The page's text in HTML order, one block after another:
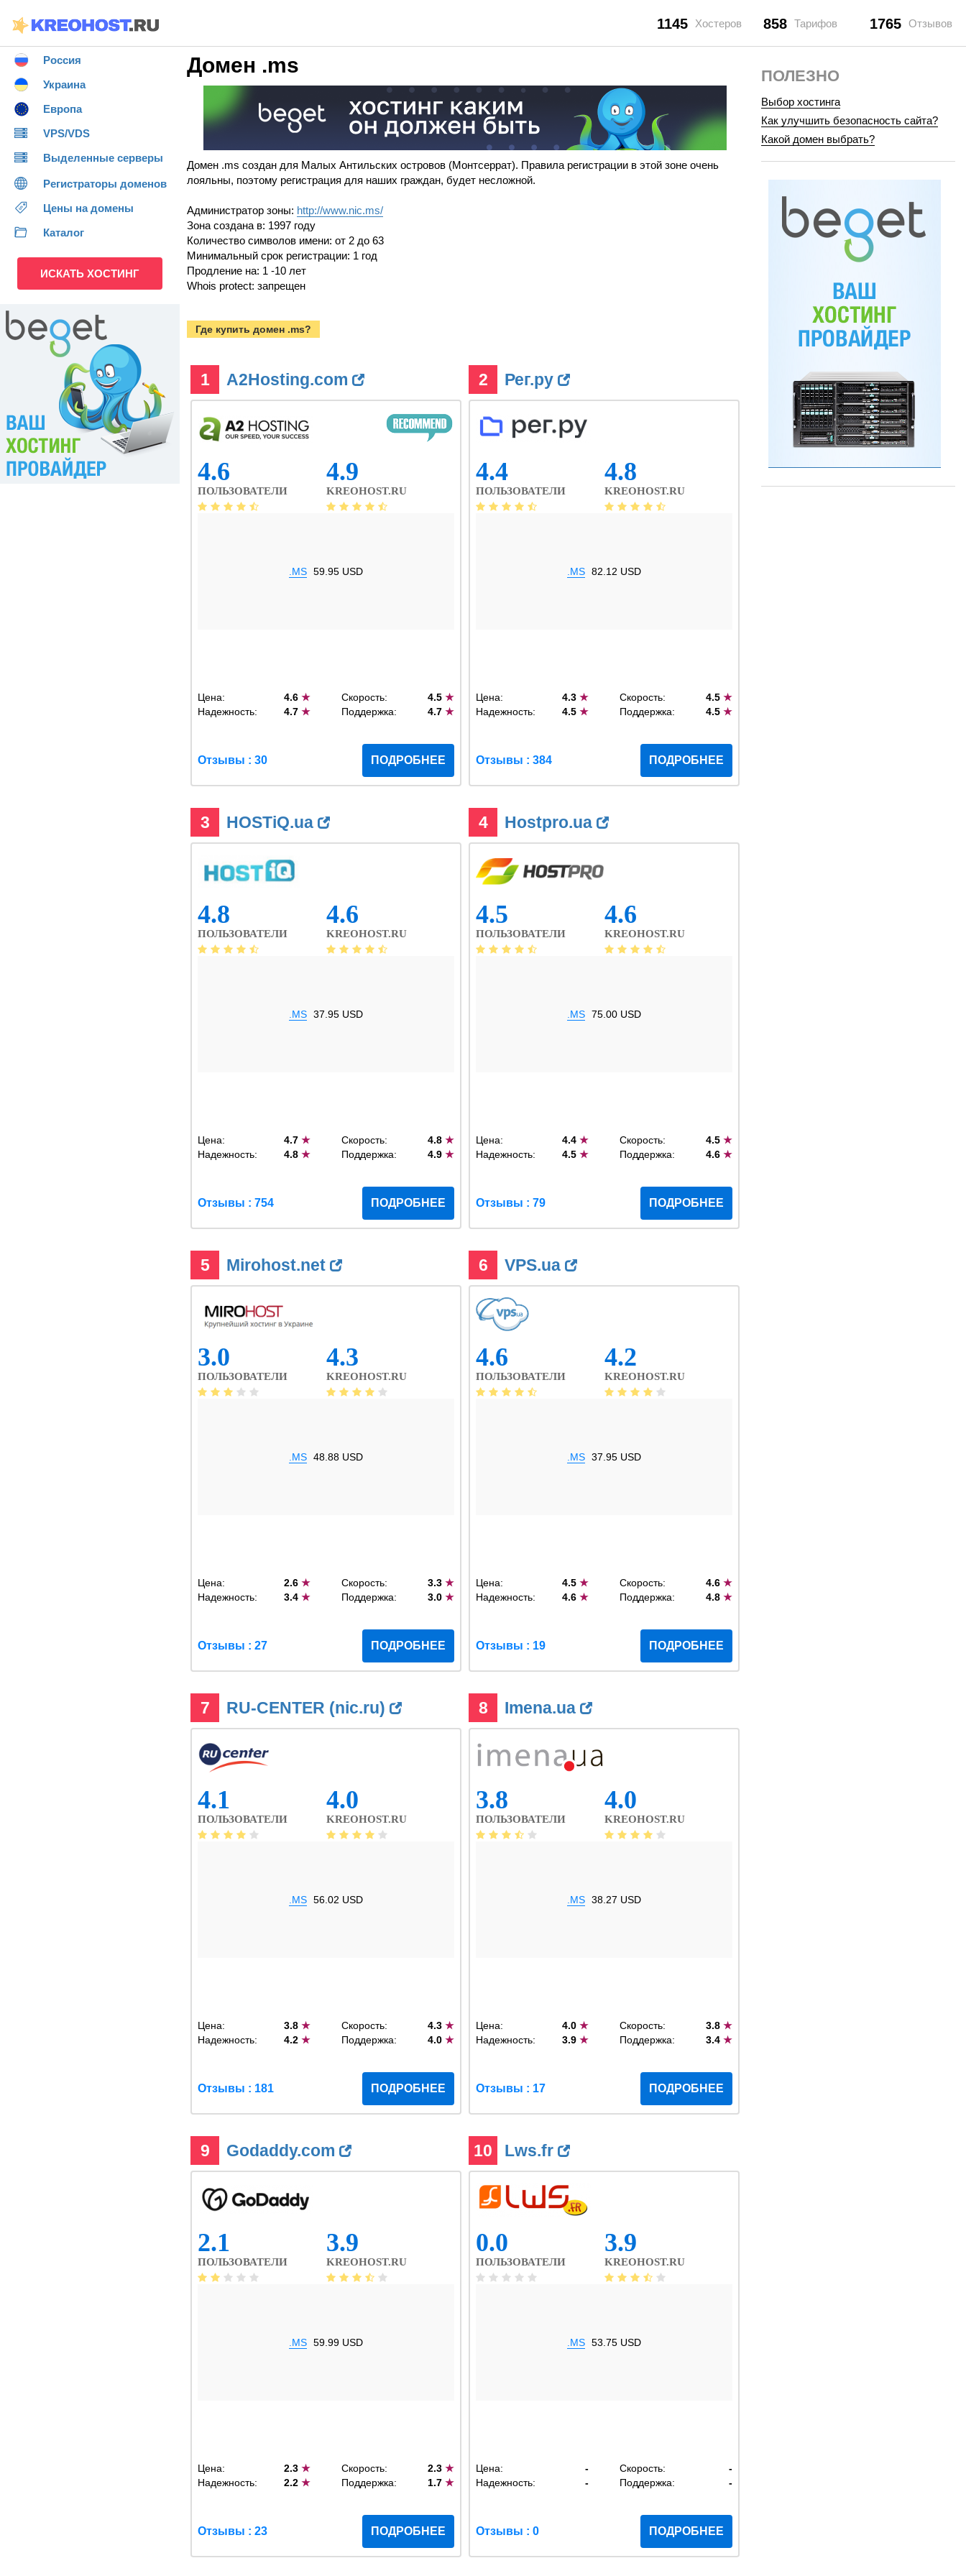
Россия
Украина
Европа
VPS/VDS
Выделенные серверы
Регистраторы доменов
Цены на домены
Каталог
ИСКАТЬ ХОСТИНГ
1145 Хостеров 858 Тарифов 1765 Отзывов
Домен .ms
Домен .ms создан для Малых Антильских островов (Монтсеррат). Правила регистрации в этой зоне очень
лояльны, поэтому регистрация для наших граждан, будет несложной.
Администратор зоны: http://www.nic.ms/
Зона создана в: 1997 году
Количество символов имени: от 2 до 63
Минимальный срок регистрации: 1 год
Продление на: 1 -10 лет
Whois protect: запрещен
Где купить домен .ms?
1 A2Hosting.com
4.6
ПОЛЬЗОВАТЕЛИ
4.9
KREOHOST.RU
.MS 59.95 USD
Цена: 4.6★ Скорость: 4.5 ★
Надежность:
4.7★ Поддержка: 4.7 ★
Отзывы : 30 ПОДРОБНЕЕ
2 Рег.ру
4.4
ПОЛЬЗОВАТЕЛИ
4.8
KREOHOST.RU
.MS 82.12 USD
Цена: 4.3★ Скорость: 4.5 ★
Надежность:
4.5★ Поддержка: 4.5 ★
Отзывы : 384 ПОДРОБНЕЕ
3 HOSTiQ.ua
4.8
ПОЛЬЗОВАТЕЛИ
4.6
KREOHOST.RU
.MS 37.95 USD
Цена: 4.7★ Скорость: 4.8 ★
Надежность:
4.8★ Поддержка: 4.9 ★
Отзывы : 754 ПОДРОБНЕЕ
4 Hostpro.ua
4.5
ПОЛЬЗОВАТЕЛИ
4.6
KREOHOST.RU
.MS 75.00 USD
Цена: 4.4★ Скорость: 4.5 ★
Надежность:
4.5★ Поддержка: 4.6 ★
Отзывы : 79 ПОДРОБНЕЕ
5 Mirohost.net
3.0
ПОЛЬЗОВАТЕЛИ
4.3
KREOHOST.RU
.MS 48.88 USD
Цена: 2.6★ Скорость: 3.3 ★
Надежность:
3.4★ Поддержка: 3.0 ★
Отзывы : 27 ПОДРОБНЕЕ
6 VPS.ua
4.6
ПОЛЬЗОВАТЕЛИ
4.2
KREOHOST.RU
.MS 37.95 USD
Цена: 4.5★ Скорость: 4.6 ★
Надежность:
4.6★ Поддержка: 4.8 ★
Отзывы : 19 ПОДРОБНЕЕ
7 RU-CENTER (nic.ru)
4.1
ПОЛЬЗОВАТЕЛИ
4.0
KREOHOST.RU
.MS 56.02 USD
Цена: 3.8★ Скорость: 4.3 ★
Надежность:
4.2★ Поддержка: 4.0 ★
Отзывы : 181 ПОДРОБНЕЕ
8 Imena.ua
3.8
ПОЛЬЗОВАТЕЛИ
4.0
KREOHOST.RU
.MS 38.27 USD
Цена: 4.0★ Скорость: 3.8 ★
Надежность:
3.9★ Поддержка: 3.4 ★
Отзывы : 17 ПОДРОБНЕЕ
9 Godaddy.com
2.1
ПОЛЬЗОВАТЕЛИ
3.9
KREOHOST.RU
.MS 59.99 USD
Цена: 2.3★ Скорость: 2.3 ★
Надежность:
2.2★ Поддержка: 1.7 ★
Отзывы : 23 ПОДРОБНЕЕ
10 Lws.fr
0.0
ПОЛЬЗОВАТЕЛИ
3.9
KREOHOST.RU
.MS 53.75 USD
Цена: - Скорость:
-
Надежность:
- Поддержка: -
Отзывы : 0 ПОДРОБНЕЕ
ПОЛЕЗНО
Выбор хостинга
Как улучшить безопасность сайта?
Какой домен выбрать?